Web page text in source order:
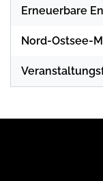
Erneuerbare
Nord-Ostsee-